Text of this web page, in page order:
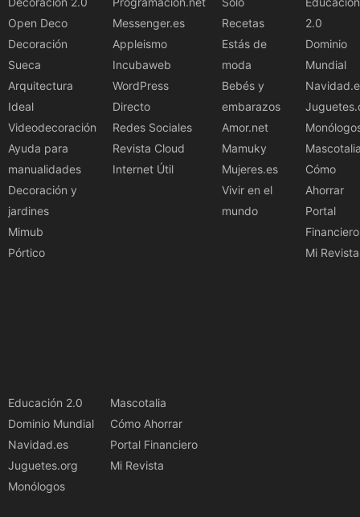
Open Deco
Decoración
Sueca
Arquitectura
Ideal
Videodecoración
Ayuda para
manualidades
Decoración y
jardines
Mimub
Pórtico
Messenger.es
Appleismo
Incubaweb
WordPress
Directo
Redes Sociales
Revista Cloud
Internet Útil
Recetas
Estás de
moda
Bebés y
embarazos
Amor.net
Mamuky
Mujeres.es
Vivir en el
mundo
2.0
Dominio
Mundial
Cómo
Ahorrar
Portal
Financiero
Mi Revista
Educación 2.0
Dominio Mundial
Navidad.es
Juguetes.org
Monólogos
Mascotalia
Cómo Ahorrar
Portal Financiero
Mi Revista